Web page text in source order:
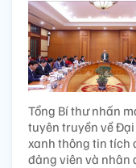
Tổng Bí thư nhấn
tuyên truyền về
xanh thông tin tích
đảng viên và nhân